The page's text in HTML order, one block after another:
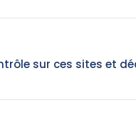
sur ces sites et